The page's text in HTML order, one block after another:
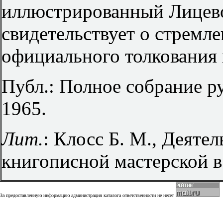
иллюстрированный
свидетельствует о
официального
Публ.: Полное собрание
1965.
Лит.: Клосс Б. М.,
книгописной
За предоставленную информацию администрация каталога ответственности не несет